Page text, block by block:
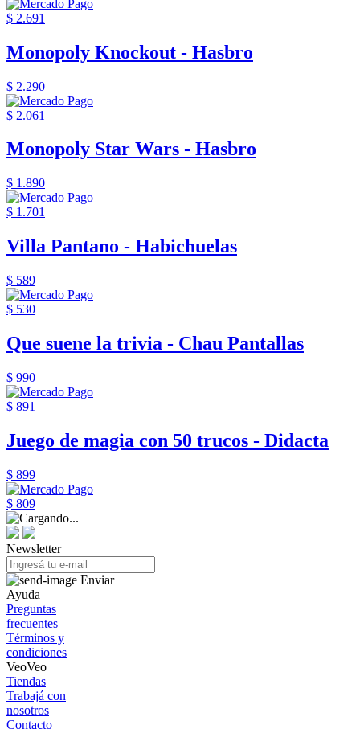
$ 2.691
Monopoly Knockout - Hasbro
$ 2.290
$ 2.061
Monopoly Star Wars - Hasbro
$ 1.890
$ 1.701
Villa Pantano - Habichuelas
$ 589
$ 530
Que suene la trivia - Chau Pantallas
$ 990
$ 891
Juego de magia con 50 trucos - Didacta
$ 899
$ 809
Newsletter
Enviar
Ayuda
Preguntas
frecuentes
Términos y
condiciones
VeoVeo
Tiendas
Trabajá con
nosotros
Contacto